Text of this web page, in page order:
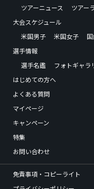
ツアーニュース
ツアー
大会スケジュール
米国男子
米国女子
選手情報
選手名鑑
フォトギャラ
はじめての方へ
よくある質問
マイページ
キャンペーン
特集
お問い合わせ
免責事項・コピーライト